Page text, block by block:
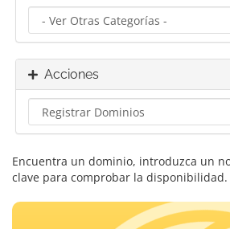
Acciones
Encuentra un dominio, introduzca un
clave para comprobar la disponibilidad.